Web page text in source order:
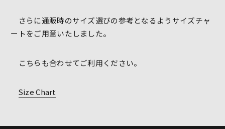
さらに通販時のサイズ選びの参考となるようサイズチャ
ートをご用意いたしました。
こちらも合わせてご利用ください。
Size Chart